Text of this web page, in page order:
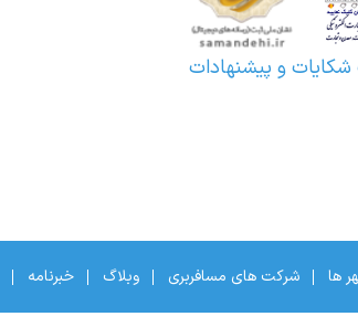
و پیشنهادات
ها شرکت های مسافربری وبلاگ خبرنامه